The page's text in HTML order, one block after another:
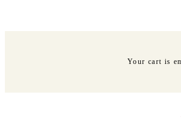
Your cart is